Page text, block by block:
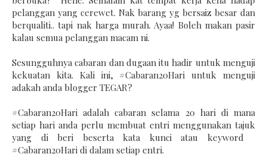
pelanggan yang cerewet. Nak barang yg bersaiz besar dan
berqualiti.. tapi nak harga murah. Ayaa! Boleh makan pasir
kalau semua pelanggan macam ni.
Sesungguhnya cabaran dan dugaan itu hadir untuk menguji
kekuatan kita. Kali ini, #Cabaran20Hari untuk menguji
adakah anda blogger TEGAR?
#Cabaran20Hari adalah cabaran selama 20 hari di mana
setiap hari anda perlu membuat entri menggunakan tajuk
yang di beri beserta kata kunci atau keyword
#Cabaran20Hari di dalam setiap entri.